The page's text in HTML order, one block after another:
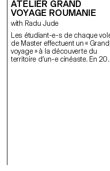
ATELIER GRAND
VOYAGE ROUMANIE
with Radu Jude
Les étudiant-e-s de chaque
de Master effectuent un « Grand
voyage » à la découverte du
territoire d’un-e cinéaste. En